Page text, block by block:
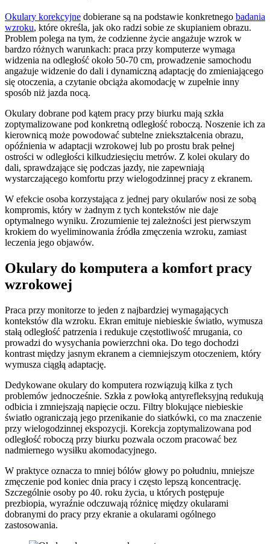
Okulary korekcyjne dobierane są na podstawie konkretnego badania
wzroku, które określa, jak oko radzi sobie ze skupianiem obrazu.
Problem polega na tym, że codzienne życie angażuje wzrok w
bardzo różnych warunkach: praca przy komputerze wymaga
widzenia na odległość około 50-70 cm, prowadzenie samochodu
angażuje widzenie do dali i dynamiczną adaptację do zmieniającego
się otoczenia, a czytanie obciąża akomodację w zupełnie inny
sposób niż jazda nocą.
Okulary dobrane pod kątem pracy przy biurku mają szkła
zoptymalizowane pod konkretną odległość roboczą. Noszenie ich za
kierownicą może powodować subtelne zniekształcenia obrazu,
opóźnienia w adaptacji wzrokowej lub po prostu brak pełnej
ostrości w odległości kilkudziesięciu metrów. Z kolei okulary do
dali, sprawdzające się podczas jazdy, nie zapewniają
wystarczającego komfortu przy wielogodzinnej pracy z ekranem.
W efekcie osoba korzystająca z jednej pary okularów nosi ze sobą
kompromis, który w żadnym z tych kontekstów nie daje
optymalnego wyniku. Zrozumienie tej zależności jest pierwszym
krokiem do wyeliminowania źródła zmęczenia wzroku, zamiast
leczenia jego objawów.
Okulary do komputera a komfort pracy
wzrokowej
Praca przy monitorze to jeden z najbardziej wymagających
kontekstów dla wzroku. Ekran emituje niebieskie światło, wymusza
stałą odległość patrzenia i redukuje częstotliwość mrugania, co
prowadzi do wysychania powierzchni oka. Do tego dochodzi
kontrast między jasnym ekranem a ciemniejszym otoczeniem, który
wymusza ciągłą adaptację.
Dedykowane okulary do komputera rozwiązują kilka z tych
problemów jednocześnie. Szkła z powłoką antyrefleksyjną redukują
odbicia i zmniejszają napięcie oczu. Filtry blokujące niebieskie
światło ograniczają jego przenikanie do siatkówki, co ma znaczenie
przy wielogodzinnej ekspozycji. Korekcja zoptymalizowana pod
odległość roboczą przy biurku pozwala oczom pracować bez
nadmiernego wysiłku akomodacyjnego.
W praktyce oznacza to mniej bólów głowy po południu, mniejsze
zmęczenie pod koniec dnia pracy i często lepszą koncentrację.
Szczególnie osoby po 40. roku życia, u których postępuje
prezbiopia, wyraźnie odczuwają różnicę między okularami
dobranymi do pracy przy ekranie a okularami ogólnego
zastosowania.